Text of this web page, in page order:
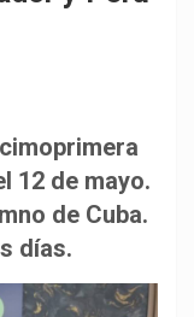
12 de mayo.
de Cuba.
días.